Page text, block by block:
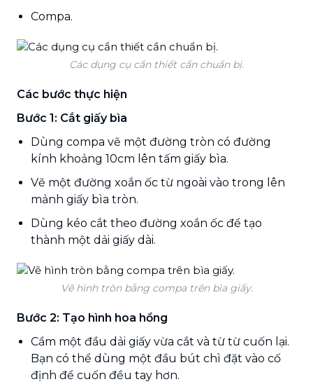
Compa.
Các dụng cụ cần thiết cần chuẩn bị.
Các bước thực hiện
Bước 1: Cắt giấy bìa
Dùng compa vẽ một đường tròn có đường
kính khoảng 10cm lên tấm giấy bìa.
Vẽ một đường xoắn ốc từ ngoài vào trong lên
mảnh giấy bìa tròn.
Dùng kéo cắt theo đường xoắn ốc để tạo
thành một dải giấy dài.
Vẽ hình tròn bằng compa trên bìa giấy.
Bước 2: Tạo hình hoa hồng
Cầm một đầu dải giấy vừa cắt và từ từ cuốn lại.
Bạn có thể dùng một đầu bút chì đặt vào cố
định để cuốn đều tay hơn.